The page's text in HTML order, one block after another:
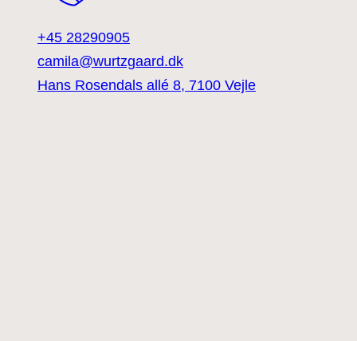
+45 28290905
camila@wurtzgaard.dk
Hans Rosendals allé 8, 7100 Vejle